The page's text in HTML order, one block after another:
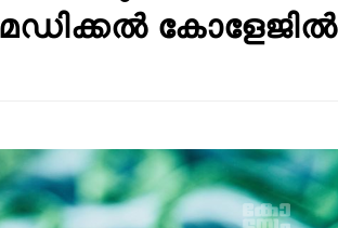
കോളേജിൽ